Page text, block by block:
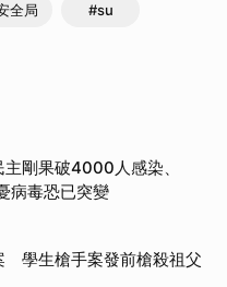
全局 #su
剛果破4000人感染、
毒恐已突變
學生槍手案發前槍殺祖父